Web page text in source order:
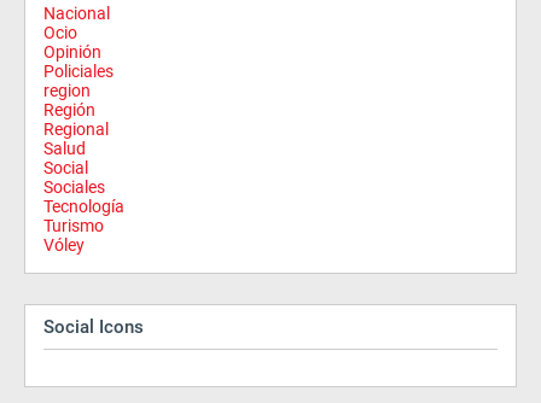
Nacional
Ocio
Opinión
Policiales
region
Región
Regional
Salud
Social
Sociales
Tecnología
Turismo
Vóley
Social Icons